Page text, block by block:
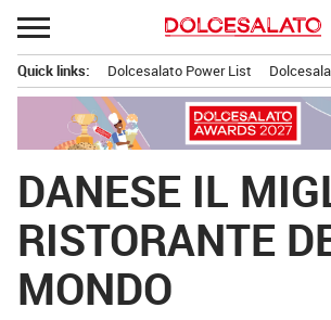
Passa
al
contenuto
principale
Quick links: Dolcesalato Power List
DANESE IL
RISTORANTE
MONDO